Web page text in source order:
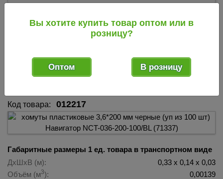
Хомуты пластиковые 3,6*200 мм черные (уп из 100 шт)
Навигатор NCT-036-200-100/BL (71337) 012217
(уп из 100 шт) Навигатор NCT-036-200-
100/BL (71337) 012217
Код товара: 012217
Габаритные размеры 1 ед. товара в транспортном виде
ДхШхВ (м):
0,33 х 0,14 х 0,03
Объём (м3):
0,00139
Вы хотите купить товар оптом или в
розницу?
Оптом В розницу